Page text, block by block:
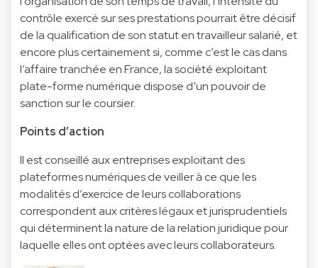
contrôle exercé sur ses prestations pourrait être décisif
de la qualification de son statut en travailleur salarié, et
encore plus certainement si, comme c’est le cas dans
l’affaire tranchée en France, la société exploitant
plate-forme numérique dispose d’un pouvoir de
sanction sur le coursier.
Points d’action
Il est conseillé aux entreprises exploitant des
plateformes numériques de veiller à ce que les
modalités d’exercice de leurs collaborations
correspondent aux critères légaux et jurisprudentiels
qui déterminent la nature de la relation juridique pour
laquelle elles ont optées avec leurs collaborateurs.